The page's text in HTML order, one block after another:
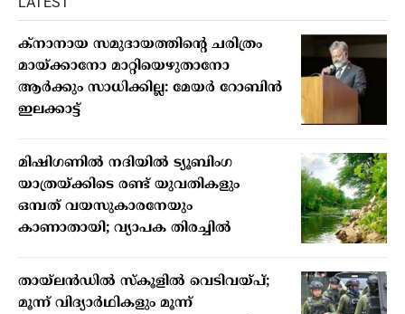
ക്നാനായ സമുദായത്തിന്റെ ചരിത്രം
മായ്ക്കാനോ മാറ്റിയെഴുതാനോ
ആർക്കും സാധിക്കില്ല: മേയർ റോബിൻ
ഇലക്കാട്ട്
മിഷിഗണില്‍ നദിയില്‍ ട്യൂബിംഗ
യാത്രയ്ക്കിടെ രണ്ട് യുവതികളും
ഒമ്പത് വയസുകാരനേയും
കാണാതായി; വ്യാപക തിരച്ചില്‍
തായ്ലന്‍ഡില്‍ സ്‌കൂളില്‍ വെടിവയ്പ്;
മൂന്ന് വിദ്യാര്‍ഥികളും മൂന്ന്